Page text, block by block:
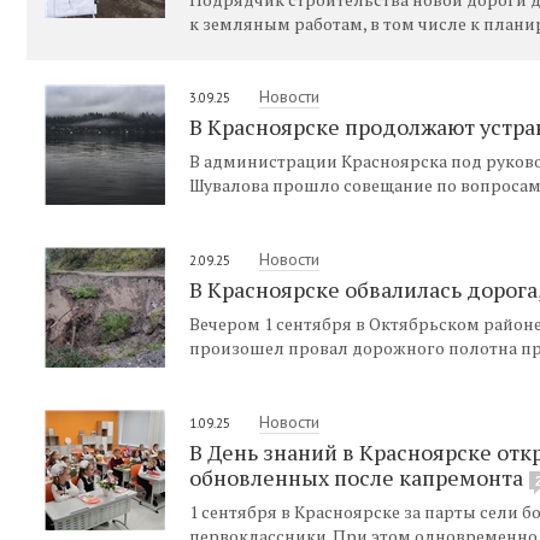
к земляным работам, в том числе к
3.09.25 Новости
В Красноярске продолжают
В администрации Красноярска под
Шувалова прошло совещание по
2.09.25 Новости
В Красноярске обвалилась
Вечером 1 сентября в Октябрьском
произошел провал дорожного полотна
1.09.25 Новости
В День знаний в Красноярске
обновленных после капремонта
1 сентября в Красноярске за парты сели
первоклассники. При этом